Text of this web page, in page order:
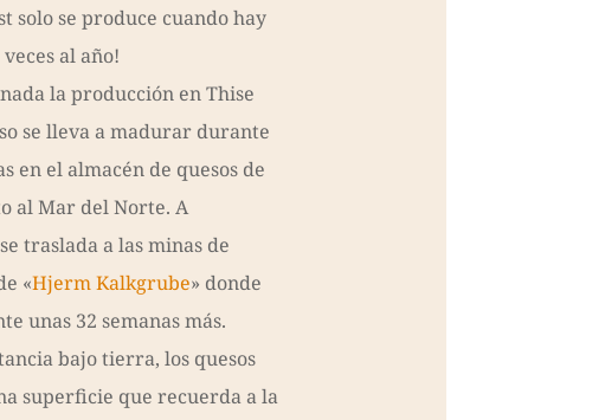
solo se produce cuando hay
al año!
la producción en Thise
se lleva a madurar durante
en el almacén de quesos de
al Mar del Norte. A
traslada a las minas de
«Hjerm Kalkgrube» donde
unas 32 semanas más.
bajo tierra, los quesos
superficie que recuerda a la